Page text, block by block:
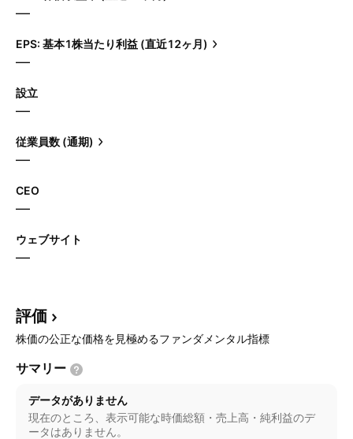
—
EPS: 基本1株当たり利益 (直近12ヶ月)
—
設立
—
従業員数 (通期)
—
CEO
—
ウェブサイト
—
評価
株価の公正な価格を見極めるファンダメンタル指標
サマリー
データがありません
現在のところ、表示可能な時価総額・売上高・純利益のデ
ータはありません。